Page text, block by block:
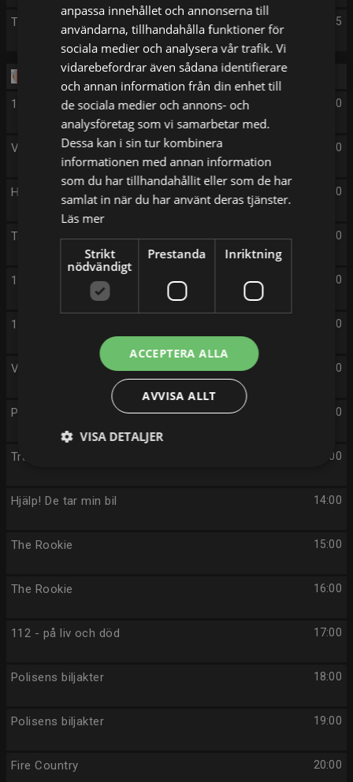
04:05
The Rookie
05:00
112 - på liv och död
06:00
Världens farligaste vägar
07:00
Hjälp! De tar min bil
08:00
Transporthjältarna
09:00
112 - på liv och död
10:00
112 - på liv och död
11:00
Världens farligaste vägar
12:00
Polisens biljakter
13:00
Transporthjältarna
14:00
Hjälp! De tar min bil
15:00
The Rookie
16:00
The Rookie
17:00
112 - på liv och död
18:00
Polisens biljakter
19:00
Polisens biljakter
20:00
Fire Country
anpassa innehållet och annonserna till
användarna, tillhandahålla funktioner för
sociala medier och analysera vår trafik. Vi
vidarebefordrar även sådana identifierare
och annan information från din enhet till
de sociala medier och annons- och
analysföretag som vi samarbetar med.
Dessa kan i sin tur kombinera
informationen med annan information
som du har tillhandahållit eller som de har
samlat in när du har använt deras tjänster.
Läs mer
Strikt
nödvändigt
Prestanda Inriktning
ACCEPTERA ALLA
AVVISA ALLT
VISA DETALJER